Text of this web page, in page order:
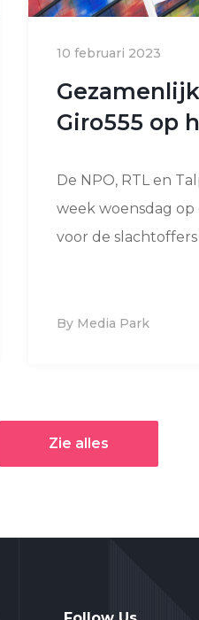
10 februari 2023
Giro555 op
De NPO, RTL en
week woensdag
voor de slachtoffers
By Media Park
Zie alles